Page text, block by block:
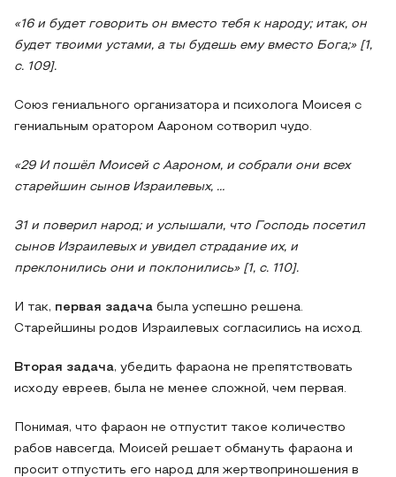
«16 и будет говорить он вместо тебя к народу; итак, он
будет твоими устами, а ты будешь ему вместо Бога;» [1,
с. 109].
Союз гениального организатора и психолога Моисея с
гениальным оратором Аароном сотворил чудо.
«29 И пошёл Моисей с Аароном, и собрали они всех
старейшин сынов Израилевых, …
31 и поверил народ; и услышали, что Господь посетил
сынов Израилевых и увидел страдание их, и
преклонились они и поклонились» [1, с. 110].
И так, первая задача была успешно решена.
Старейшины родов Израилевых согласились на исход.
Вторая задача, убедить фараона не препятствовать
исходу евреев, была не менее сложной, чем первая.
Понимая, что фараон не отпустит такое количество
рабов навсегда, Моисей решает обмануть фараона и
просит отпустить его народ для жертвоприношения в